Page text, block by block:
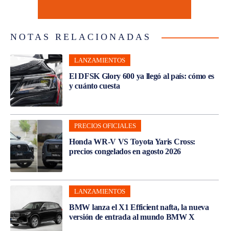
NOTAS RELACIONADAS
LANZAMIENTOS
El DFSK Glory 600 ya llegó al país: cómo es
y cuánto cuesta
PRECIOS OFICIALES
Honda WR-V VS Toyota Yaris Cross:
precios congelados en agosto 2026
LANZAMIENTOS
BMW lanza el X1 Efficient nafta, la nueva
versión de entrada al mundo BMW X